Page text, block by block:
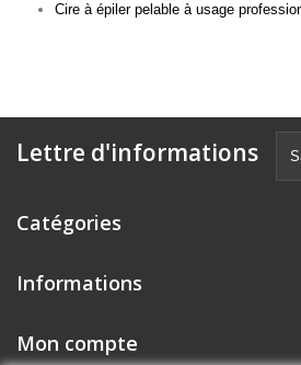
Cire à épiler pelable à usage
Lettre d'informations
Catégories
Informations
Mon compte